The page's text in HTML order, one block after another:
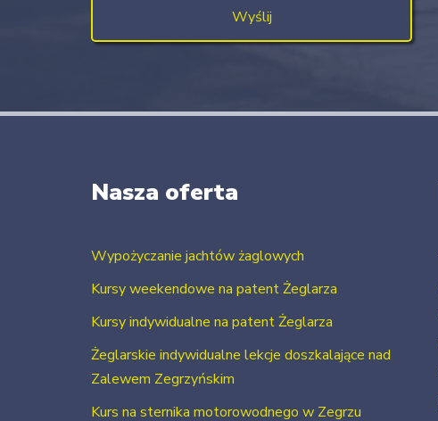
Nasza oferta
Wypożyczanie jachtów żaglowych
Kursy weekendowe na patent Żeglarza
Kursy indywidualne na patent Żeglarza
Żeglarskie indywidualne lekcje doszkalające nad
Zalewem Zegrzyńskim
Kurs na sternika motorowodnego w Zegrzu